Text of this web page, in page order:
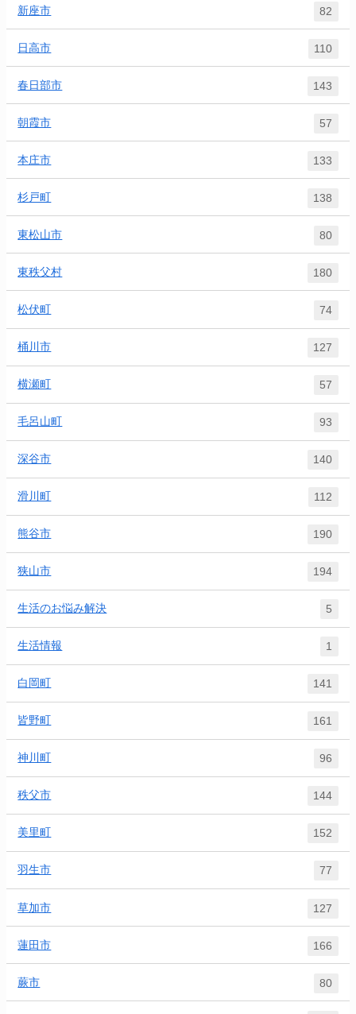
新座市 82
日高市 110
春日部市 143
朝霞市 57
本庄市 133
杉戸町 138
東松山市 80
東秩父村 180
松伏町 74
桶川市 127
横瀬町 57
毛呂山町 93
深谷市 140
滑川町 112
熊谷市 190
狭山市 194
生活のお悩み解決 5
生活情報 1
白岡町 141
皆野町 161
神川町 96
秩父市 144
美里町 152
羽生市 77
草加市 127
蓮田市 166
蕨市 80